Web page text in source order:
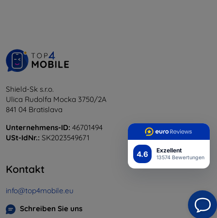
4.6 Exzellent
13574 Bewertungen
Shield-Sk s.r.o.
Ulica Rudolfa Mocka 3750/2A
841 04 Bratislava
Unternehmens-ID: 46701494
USt-IdNr.: SK2023549671
Kontakt
info@top4mobile.eu
Schreiben Sie uns